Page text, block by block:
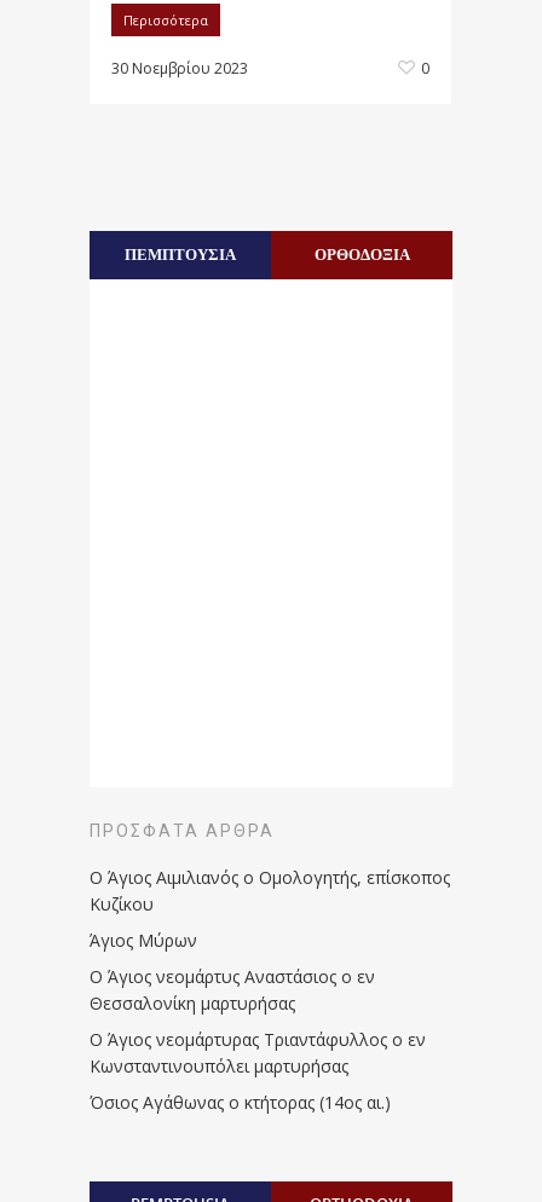
Περισσότερα
30 Νοεμβρίου 2023 0
ΠΕΜΠΤΟΥΣΙΑ ΟΡΘΟΔΟΞΙΑ
ΠΡΌΣΦΑΤΑ ΆΡΘΡΑ
Ο Άγιος Αιμιλιανός ο Ομολογητής, επίσκοπος
Κυζίκου
Άγιος Μύρων
Ο Άγιος νεομάρτυς Αναστάσιος ο εν
Θεσσαλονίκη μαρτυρήσας
Ο Άγιος νεομάρτυρας Τριαντάφυλλος ο εν
Κωνσταντινουπόλει μαρτυρήσας
Όσιος Αγάθωνας ο κτήτορας (14ος αι.)